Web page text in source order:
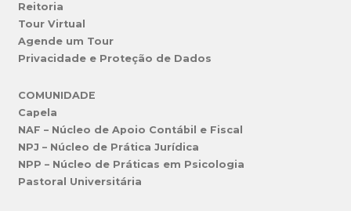
Reitoria
Tour Virtual
Agende um Tour
Privacidade e Proteção de Dados
COMUNIDADE
Capela
NAF – Núcleo de Apoio Contábil e Fiscal
NPJ – Núcleo de Prática Jurídica
NPP – Núcleo de Práticas em Psicologia
Pastoral Universitária